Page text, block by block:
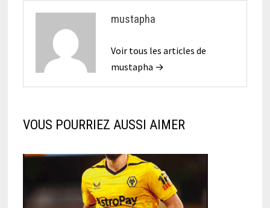
mustapha
Voir tous les articles de
mustapha →
VOUS POURRIEZ AUSSI AIMER